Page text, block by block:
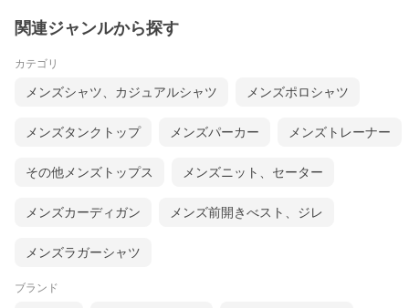
【対象】大人、メンズ、男性、レディース、女性
【商品分類】Tシャツ、半袖、ティーシャツ、トップス、大きいサ
画、名画、有名、偉人、作曲家、音楽家、ミュージシャン、アー
ル、夫婦、親子、お揃い、お揃いTシャツ
【モデル着用サイズ】男性モデル：180cm、64kgがLサイズを着
関連ジャンルから探す
カテゴリ
メンズシャツ、カジュアルシャツ メンズポロシャツ
メンズタンクトップ メンズパーカー メンズトレーナー
その他メンズトップス メンズニット、セーター
メンズカーディガン メンズ前開きべスト、ジレ
メンズラガーシャツ
ブランド